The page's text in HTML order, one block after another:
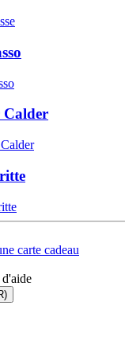
Calder
carte cadeau